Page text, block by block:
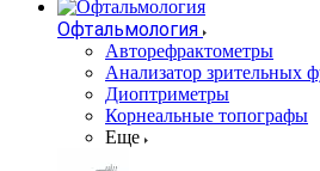
Офтальмология
Авторефрактометры
Анализатор зрительных
Диоптриметры
Корнеальные топографы
Еще